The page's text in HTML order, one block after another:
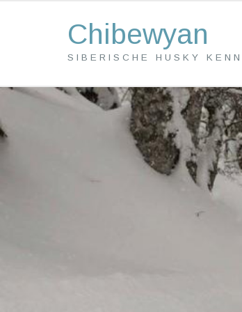
Chibewyan
SIBERISCHE HUSKY